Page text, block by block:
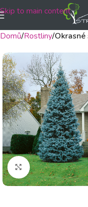
Skip to main content
Domů Rostliny
Klikněte pro